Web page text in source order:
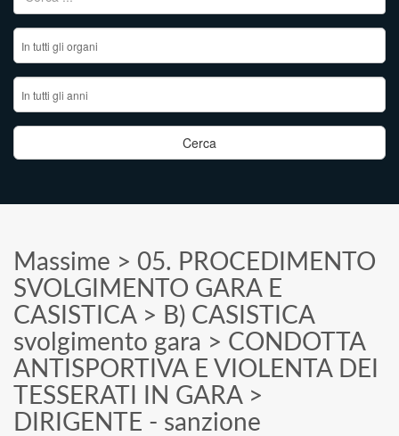
Massime > 05. PROCEDIMENTO
SVOLGIMENTO GARA E
CASISTICA> B) CASISTICA
svolgimento gara > CONDOTTA
ANTISPORTIVA E VIOLENTA DEI
TESSERATI IN GARA>
DIRIGENTE - sanzione